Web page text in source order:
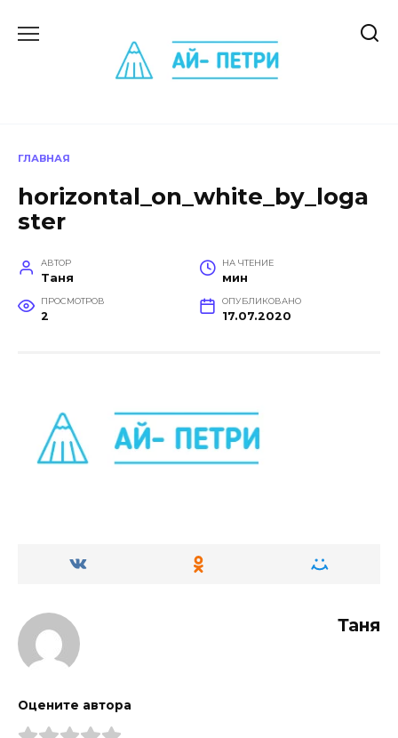
ГЛАВНАЯ
horizontal_on_white_by_loga
ster
АВТОР
Таня
НА ЧТЕНИЕ
мин
ПРОСМОТРОВ
2
ОПУБЛИКОВАНО
17.07.2020
Таня
Оцените автора